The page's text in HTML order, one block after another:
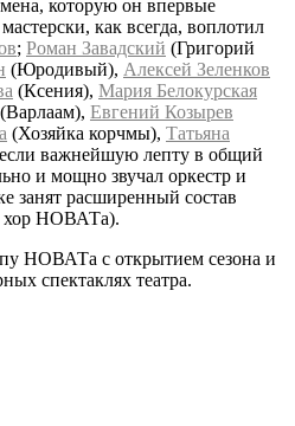
которую он впервые
как всегда, воплотил
; Роман Завадский (Григорий
(Юродивый), Алексей Зеленков
(Ксения), Мария Белокурская
(Варлаам), Евгений Козырев
(Хозяйка корчмы), Татьяна
важнейшую лепту в общий
и мощно звучал оркестр и
занят расширенный состав
хор НОВАТа).
НОВАТа с открытием сезона и
спектаклях театра.